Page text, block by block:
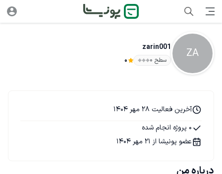
ZA
zarin001
سطح ۰ 0
آخرین فعالیت 28 مهر 1404
0 پروژه انجام شده
عضو پونیشا از 21 مهر 1404